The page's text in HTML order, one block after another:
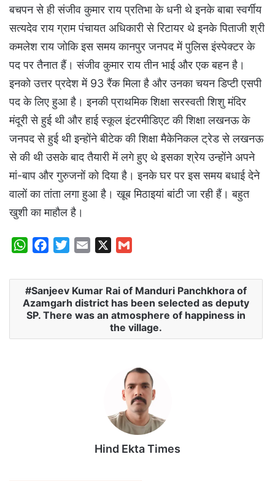
बचपन से ही संजीव कुमार राय प्रतिभा के धनी थे इनके बाबा स्वर्गीय
सत्यदेव राय ग्राम पंचायत अधिकारी से रिटायर थे इनके पिताजी श्री
कमलेश राय जोकि इस समय कानपुर जनपद में पुलिस इंस्पेक्टर के
पद पर तैनात हैं। संजीव कुमार राय तीन भाई और एक बहन है।
इनको उत्तर प्रदेश में 93 रैंक मिला है और उनका चयन डिप्टी एसपी
पद के लिए हुआ है। इनकी प्राथमिक शिक्षा सरस्वती शिशु मंदिर
मंदूरी से हुई थी और हाई स्कूल इंटरमीडिएट की शिक्षा लखनऊ के
जनपद से हुई थी इन्होंने बीटेक की शिक्षा मैकेनिकल ट्रेड से लखनऊ
से की थी उसके बाद तैयारी में लगे हुए थे इसका श्रेय उन्होंने अपने
मां-बाप और गुरुजनों को दिया है। इनके घर पर इस समय बधाई देने
वालों का तांता लगा हुआ है। खूब मिठाइयां बांटी जा रही हैं। बहुत
खुशी का माहौल है।
W
a
t
s
p
c
e
b
o
i
t
t
r
a
i
l
a
i
l
Sanjeev Kumar Rai of Manduri Panchkhora of
Azamgarh district has been selected as deputy
SP. There was an atmosphere of happiness in
the village.
Hind Ekta Times